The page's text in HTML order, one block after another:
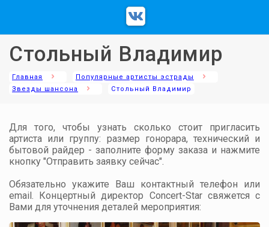
Стольный Владимир
Главная
Популярные артисты эстрады
Звезды шансона
Стольный Владимир
Для того, чтобы узнать сколько стоит пригласить
артиста или группу: размер гонорара, технический и
бытовой райдер - заполните форму заказа и нажмите
кнопку "Отправить заявку сейчас".
Обязательно укажите Ваш контактный телефон или
email. Концертный директор Concert-Star свяжется с
Вами для уточнения деталей мероприятия: